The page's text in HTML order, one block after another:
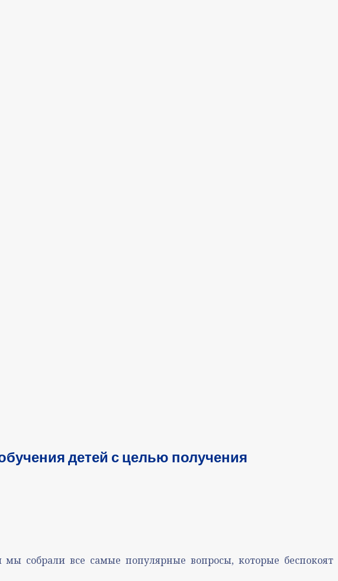
детей с целью получения
собрали все самые популярные вопросы, которые беспокоят